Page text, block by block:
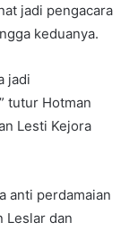
jadi pengacara
keduanya.
jadi
tutur Hotman
Lesti Kejora
anti perdamaian
Leslar dan